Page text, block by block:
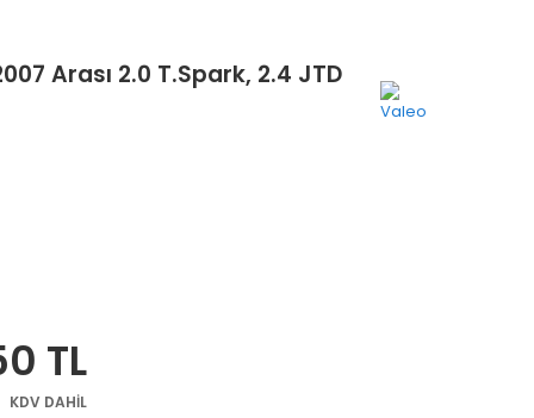
Arası 2.0 T.Spark, 2.4 JTD
TL
KDV DAHİL